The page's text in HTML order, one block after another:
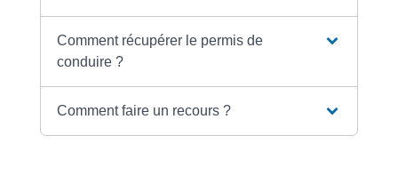
Comment récupérer le permis de
conduire ?
Comment faire un recours ?